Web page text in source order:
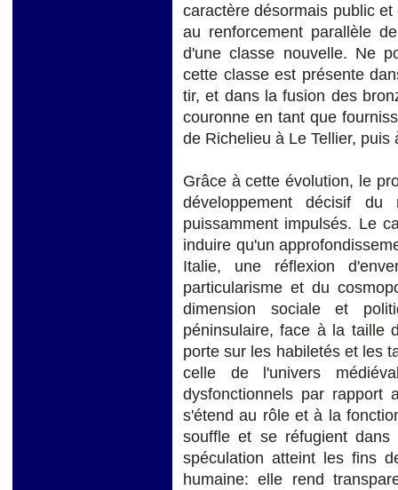
caractère désormais public
au renforcement parallèle
d'une classe nouvelle. Ne
cette classe est présente
tir, et dans la fusion des
couronne en tant que
de Richelieu à Le Tellier, puis
Grâce à cette évolution, le
développement décisif
puissamment impulsés. Le
induire qu'un
Italie, une réflexion
particularisme et du
dimension sociale et
péninsulaire, face à la taille
porte sur les habiletés et les
celle de l'univers
dysfonctionnels par
s'étend au rôle et à la
souffle et se réfugient
spéculation atteint les fins
humaine: elle rend